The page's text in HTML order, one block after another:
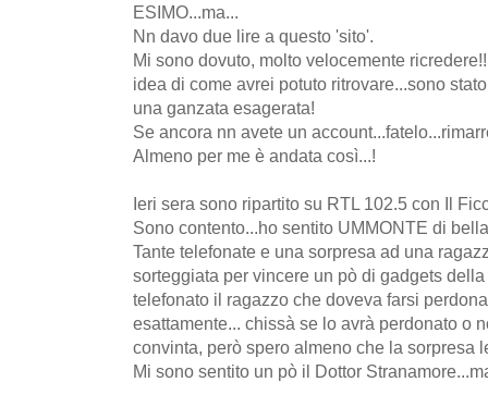
ESIMO...ma...
Nn davo due lire a questo 'sito'.
Mi sono dovuto, molto velocemente
idea di come avrei potuto ritrovare...sono
una ganzata esagerata!
Se ancora nn avete un
Almeno per me è andata così...!
Ieri sera sono ripartito su RTL 102.5 con Il
Sono contento...ho sentito UMMONTE di
Tante telefonate e una sorpresa ad una
sorteggiata per vincere un pò di gadgets
telefonato il ragazzo che doveva farsi
esattamente... chissà se lo avrà perdonato o
convinta, però spero almeno che la sorpresa
Mi sono sentito un pò il Dottor